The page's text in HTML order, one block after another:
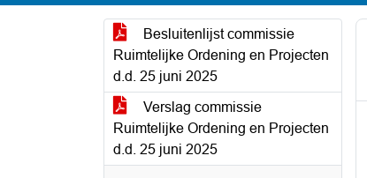
Besluitenlijst commissie
Ruimtelijke Ordening en Projecten
d.d. 25 juni 2025
Verslag commissie
Ruimtelijke Ordening en Projecten
d.d. 25 juni 2025